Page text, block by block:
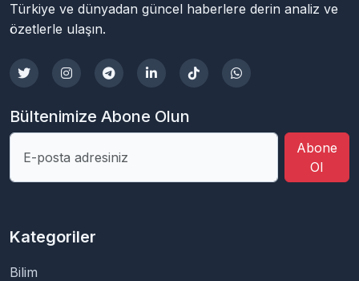
Türkiye ve dünyadan güncel haberlere derin analiz ve
özetlerle ulaşın.
Bültenimize Abone Olun
Abone
Ol
Kategoriler
Bilim